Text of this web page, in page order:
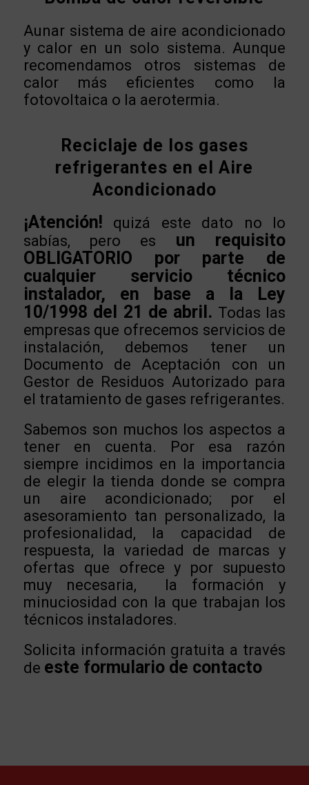
Aunar sistema de aire acondicionado
y calor en un solo sistema. Aunque
recomendamos otros sistemas de
calor más eficientes como la
fotovoltaica o la aerotermia.
Reciclaje de los gases
refrigerantes en el Aire
Acondicionado
¡Atención! quizá este dato no lo
sabías, pero es
un requisito
OBLIGATORIO por parte de
cualquier servicio técnico
instalador, en base a la Ley
10/1998 del 21 de abril. Todas las
empresas que ofrecemos servicios de
instalación, debemos tener un
Documento de Aceptación con un
Gestor de Residuos Autorizado para
el tratamiento de gases refrigerantes.
Sabemos son muchos los aspectos a
tener en cuenta. Por esa razón
siempre incidimos en la importancia
de elegir la tienda donde se compra
un aire acondicionado; por el
asesoramiento tan personalizado, la
profesionalidad, la capacidad de
respuesta, la variedad de marcas y
ofertas que ofrece y por supuesto
muy necesaria,
la formación y
minuciosidad con la que trabajan los
técnicos instaladores.
Solicita información gratuita a través
de este formulario de contacto